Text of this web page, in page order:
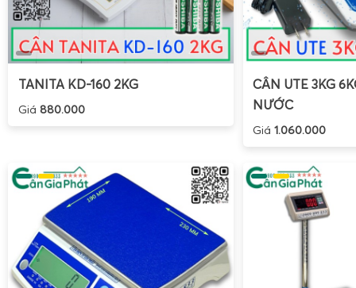
TANITA KD-160 2KG
Giá 880.000
CÂN UTE 3KG
NƯỚC
Giá1.060.000